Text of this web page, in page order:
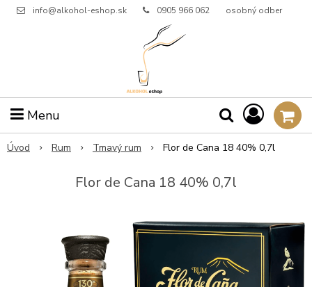
info@alkohol-eshop.sk 0905 966 062 osobný odber
Menu
Úvod Rum Tmavý rum Flor de Cana 18 40% 0,7l
Flor de Cana 18 40% 0,7l